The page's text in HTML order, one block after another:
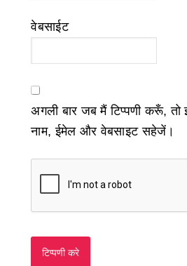
वेबसाईट
अगली बार जब मैं टिप्पणी करूँ, तो
नाम, ईमेल और वेबसाइट सहेजें।